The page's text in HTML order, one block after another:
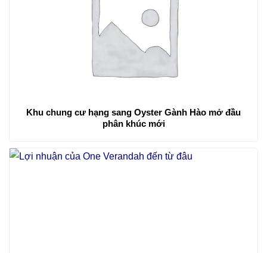
Khu chung cư hạng sang Oyster Gành Hào mở đầu
phân khúc mới